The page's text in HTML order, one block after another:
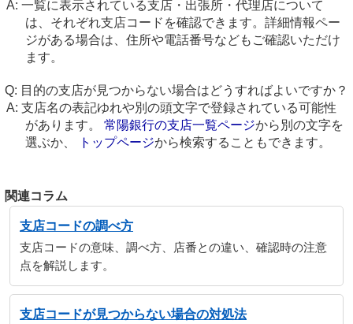
一覧に表示されている支店・出張所・代理店について
は、それぞれ支店コードを確認できます。詳細情報ペー
ジがある場合は、住所や電話番号などもご確認いただけ
ます。
目的の支店が見つからない場合はどうすればよいですか？
支店名の表記ゆれや別の頭文字で登録されている可能性
があります。 常陽銀行の支店一覧ページから別の文字を
選ぶか、
トップページから検索することもできます。
関連コラム
支店コードの調べ方
支店コードの意味、調べ方、店番との違い、確認時の注意
点を解説します。
支店コードが見つからない場合の対処法